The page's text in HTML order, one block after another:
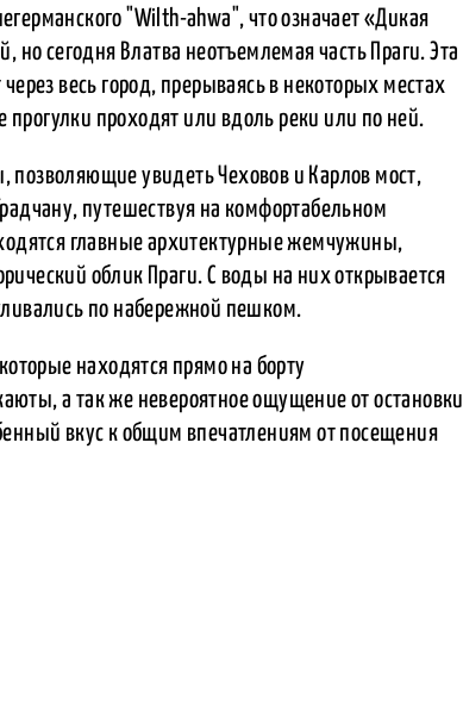
"Wilth-ahwa", что означает «Дикая
сегодня Влатва неотъемлемая часть Праги. Эта
весь город, прерываясь в некоторых местах
проходят или вдоль реки или по ней.
увидеть Чеховов и Карлов мост,
путешествуя на комфортабельном
главные архитектурные жемчужины,
облик Праги. С воды на них открывается
по набережной пешком.
находятся прямо на борту
а так же невероятное ощущение от остановки
вкус к общим впечатлениям от посещения